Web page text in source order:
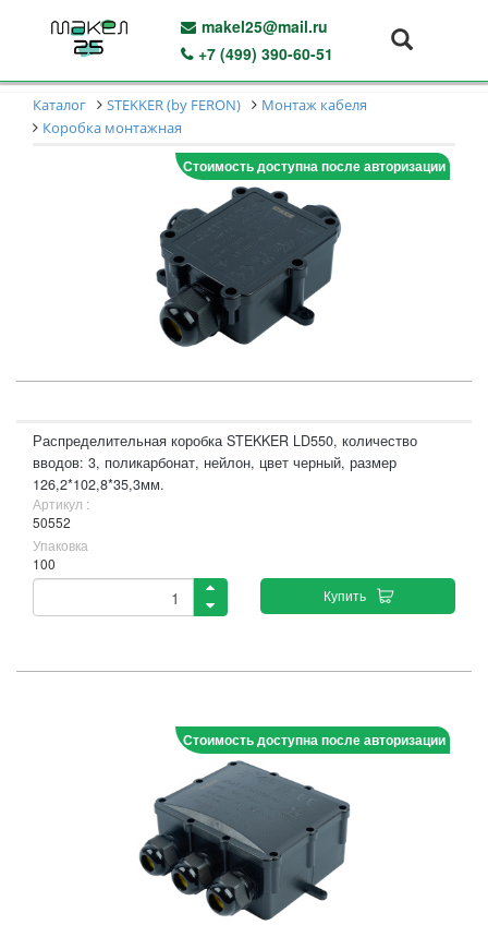
makel25@mail.ru
+7 (499) 390-60-51
Каталог STEKKER (by FERON)
Монтаж кабеля
Коробка монтажная
Стоимость доступна после авторизации
Распределительная коробка STEKKER LD550, количество
вводов: 3, поликарбонат, нейлон, цвет черный, размер
126,2*102,8*35,3мм.
Артикул :
50552
Упаковка
100
Купить
Стоимость доступна после авторизации